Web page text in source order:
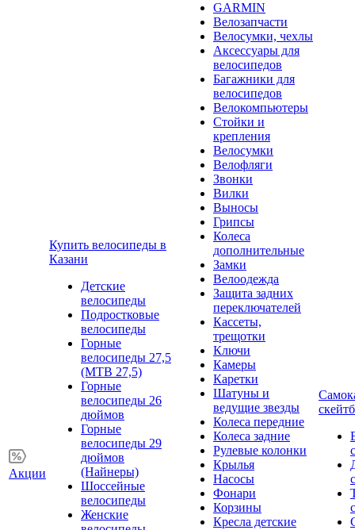
Акции
Купить велосипеды в
Казани
Детские
велосипеды
Подростковые
велосипеды
Горные
велосипеды 27,5
(MTB 27,5)
Горные
велосипеды 26
дюймов
Горные
велосипеды 29
дюймов
(Найнеры)
Шоссейные
велосипеды
Женские
GARMIN
Велозапчасти
Велосумки, чехлы
Аксессуары для
велосипедов
Багажники для
велосипедов
Велокомпьютеры
Стойки и
крепления
Велосумки
Велофляги
Звонки
Вилки
Выносы
Грипсы
Колеса
дополнительные
Замки
Велоодежда
Защита задних
переключателей
Кассеты,
трещотки
Ключи
Камеры
Каретки
Шатуны и
ведущие звезды
Колеса передние
Колеса задние
Рулевые колонки
Крылья
Насосы
Фонари
Корзины
Кресла детские